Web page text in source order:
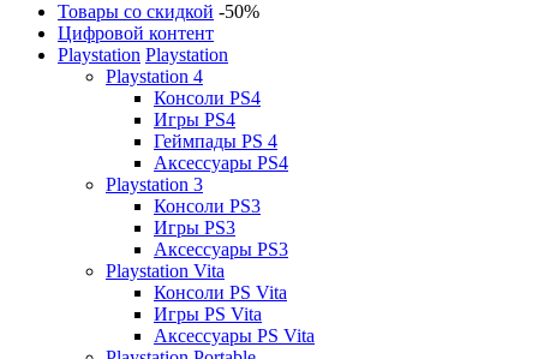
Товары со скидкой -50%
Цифровой контент
Playstation Playstation
Playstation 4
Консоли PS4
Игры PS4
Геймпады PS 4
Аксессуары PS4
Playstation 3
Консоли PS3
Игры PS3
Аксессуары PS3
Playstation Vita
Консоли PS Vita
Игры PS Vita
Аксессуары PS Vita